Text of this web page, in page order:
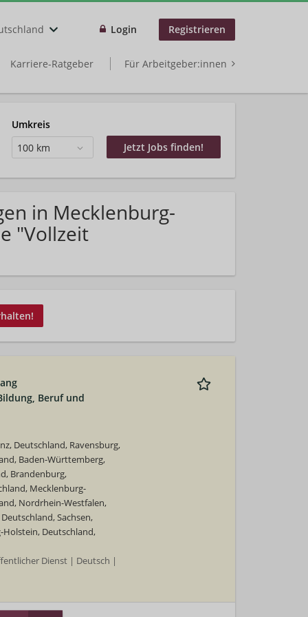
Login Registrieren
Karriere-Ratgeber Für Arbeitgeber:innen
Umkreis
100 km
in Mecklenburg-
"Vollzeit
Beruf und
Deutschland, Ravensburg,
Baden-Württemberg,
Brandenburg,
Mecklenburg-
Nordrhein-Westfalen,
Sachsen,
Holstein, Deutschland,
Dienst | Deutsch |